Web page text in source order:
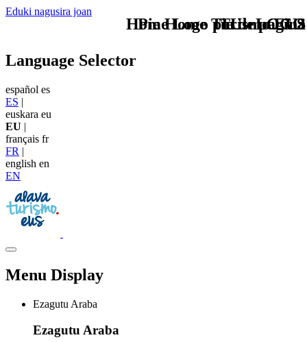
Eduki nagusira joan
TU - LOGO
Language Selector
español es
ES |
euskara eu
EU |
français fr
FR |
english en
EN
Menu Display
Ezagutu Araba
Ezagutu Araba
Home Logo pie de página
Pie Home Turismo EUS